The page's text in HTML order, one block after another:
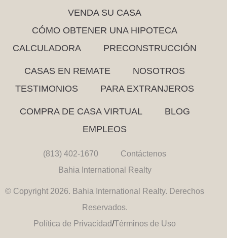
VENDA SU CASA
CÓMO OBTENER UNA HIPOTECA
CALCULADORA
PRECONSTRUCCIÓN
CASAS EN REMATE
NOSOTROS
TESTIMONIOS
PARA EXTRANJEROS
COMPRA DE CASA VIRTUAL
BLOG
EMPLEOS
(813) 402-1670
Contáctenos
Bahia International Realty
© Copyright 2026. Bahia International Realty. Derechos
Reservados.
Política de Privacidad/Términos de Uso